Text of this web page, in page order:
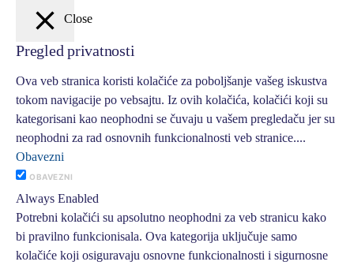
Close
Pregled privatnosti
Ova veb stranica koristi kolačiće za poboljšanje vašeg iskustva
tokom navigacije po vebsajtu. Iz ovih kolačića, kolačići koji su
kategorisani kao neophodni se čuvaju u vašem pregledaču jer su
neophodni za rad osnovnih funkcionalnosti veb stranice....
Obavezni
OBAVEZNI
Always Enabled
Potrebni kolačići su apsolutno neophodni za veb stranicu kako
bi pravilno funkcionisala. Ova kategorija uključuje samo
kolačiće koji osiguravaju osnovne funkcionalnosti i sigurnosne